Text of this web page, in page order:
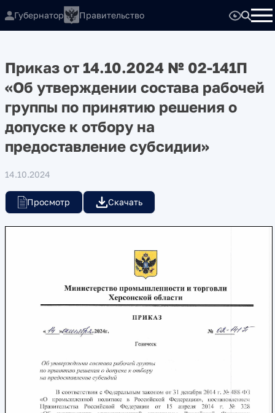
Губернатор Правительство
Приказ от 14.10.2024 № 02-141П
«Об утверждении состава рабочей
группы по принятию решения о
допуске к отбору на
предоставление субсидии»
14.10.2024
Просмотр Скачать